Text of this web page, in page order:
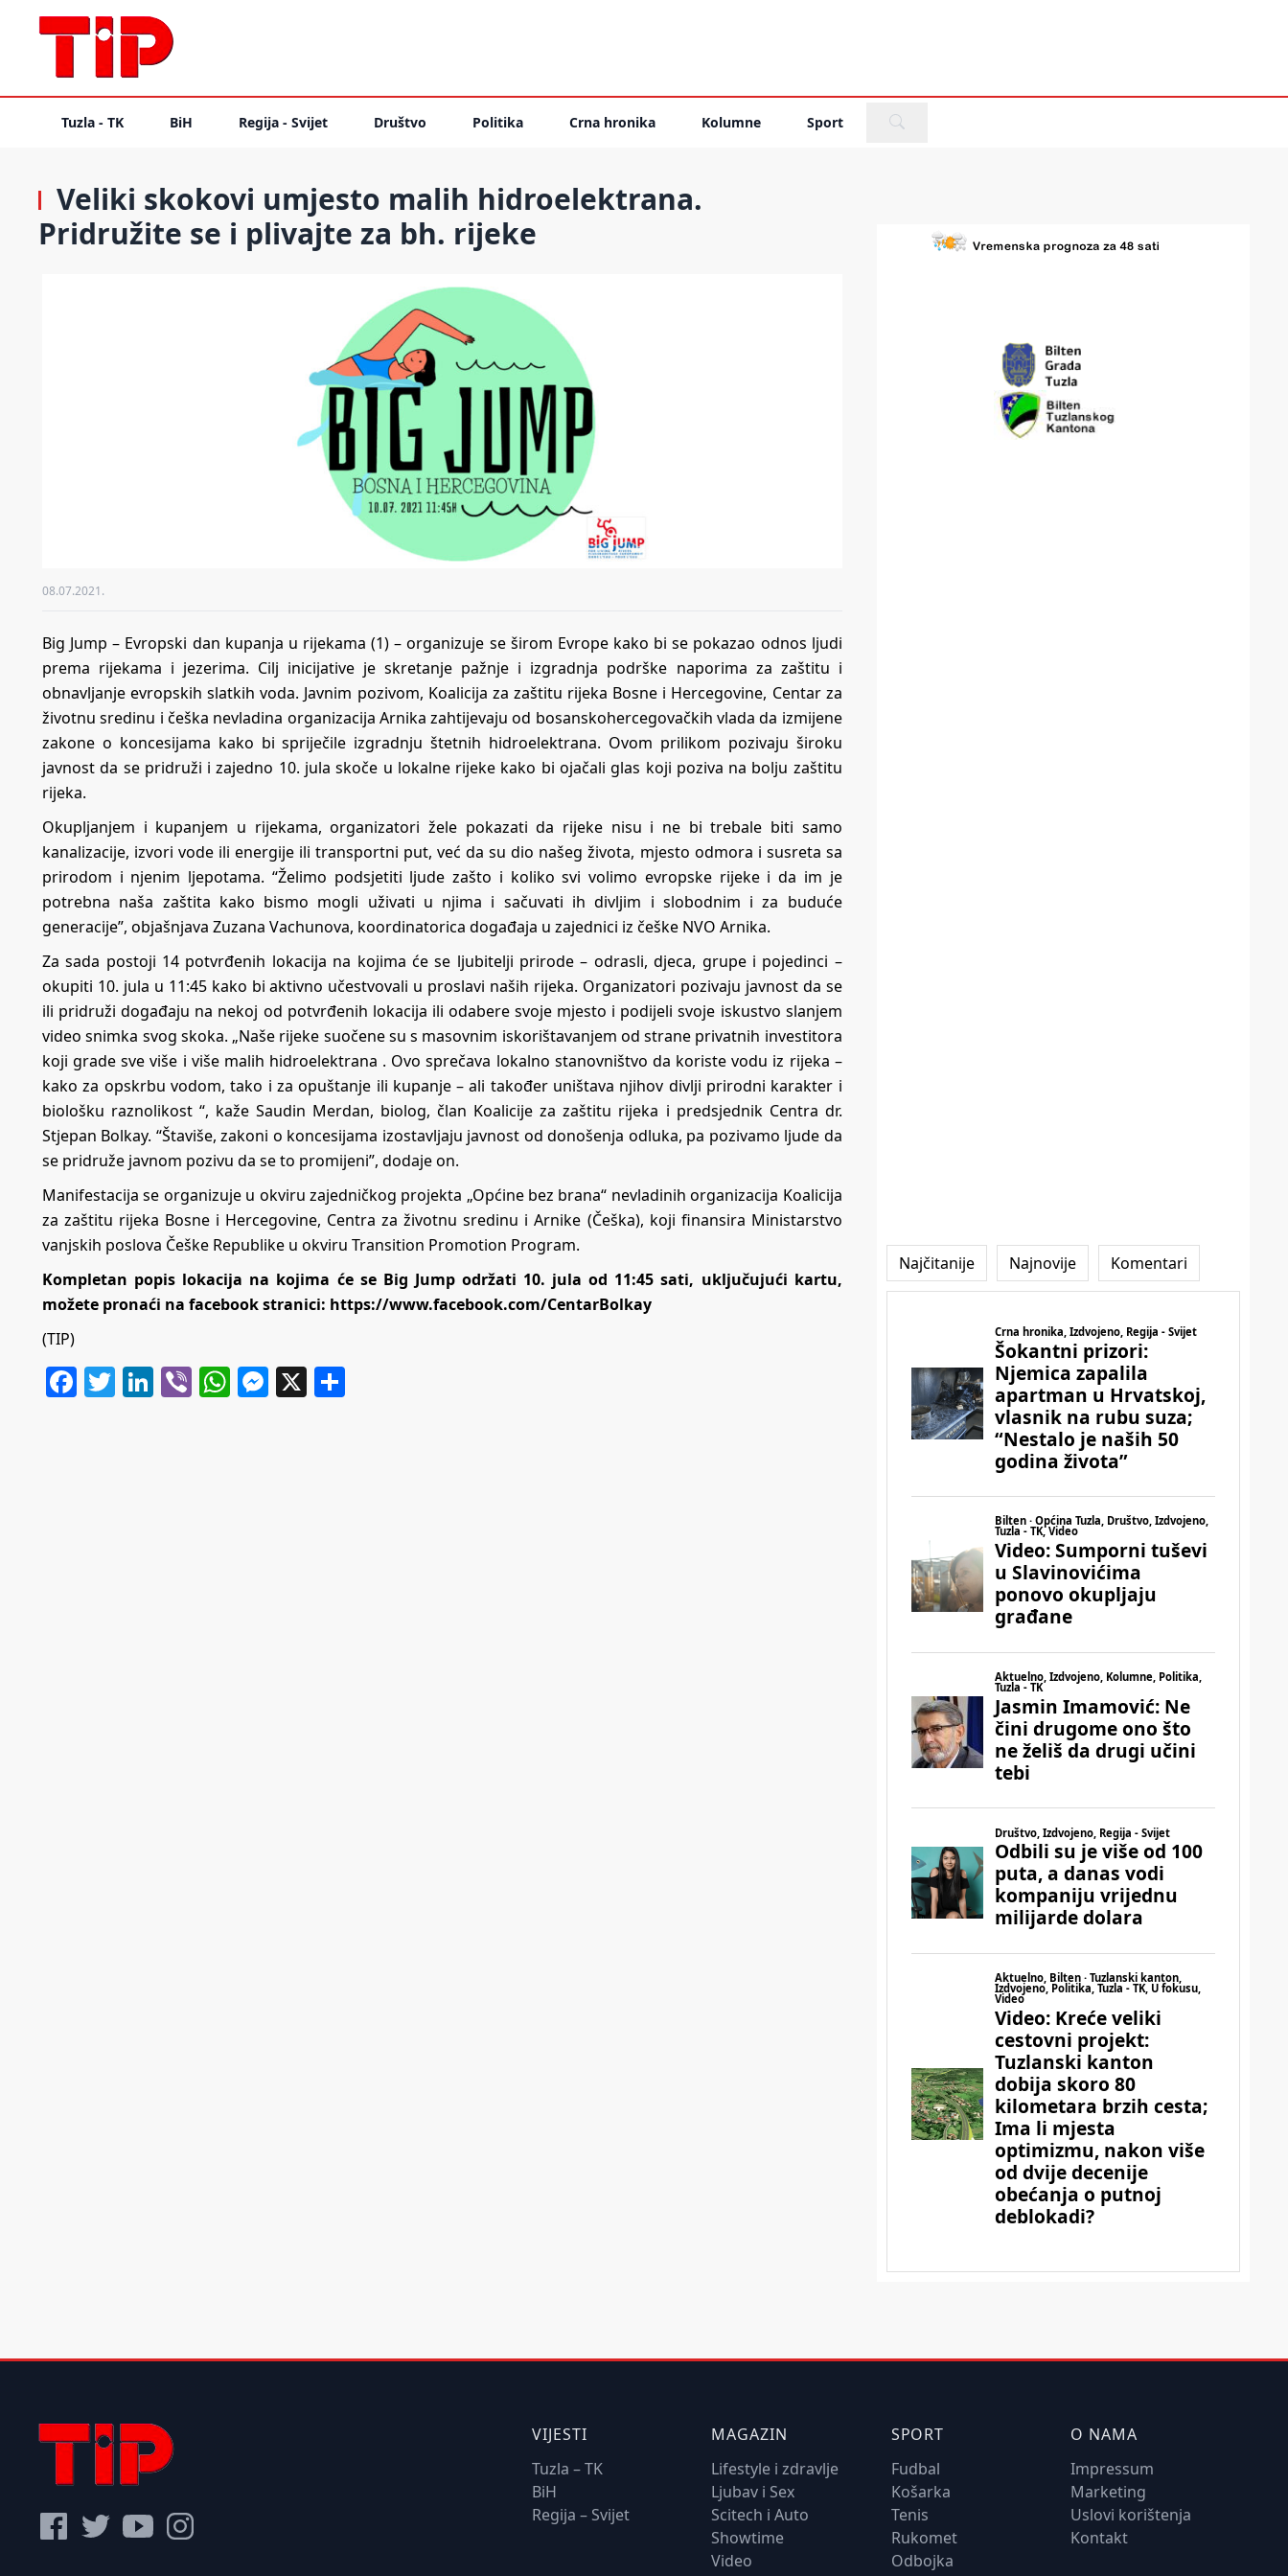
Tuzla - TK BiH Regija - Svijet Društvo Politika Crna hronika Kolumne Sport
Veliki skokovi umjesto malih hidroelektrana.
Pridružite se i plivajte za bh. rijeke
08.07.2021.
Big Jump – Evropski dan kupanja u rijekama (1) – organizuje se širom Evrope kako bi se pokazao odnos ljudi
prema rijekama i jezerima. Cilj inicijative je skretanje pažnje i izgradnja podrške naporima za zaštitu i
obnavljanje evropskih slatkih voda. Javnim pozivom, Koalicija za zaštitu rijeka Bosne i Hercegovine, Centar za
životnu sredinu i češka nevladina organizacija Arnika zahtijevaju od bosanskohercegovačkih vlada da izmijene
zakone o koncesijama kako bi spriječile izgradnju štetnih hidroelektrana. Ovom prilikom pozivaju široku
javnost da se pridruži i zajedno 10. jula skoče u lokalne rijeke kako bi ojačali glas koji poziva na bolju zaštitu
rijeka.
Okupljanjem i kupanjem u rijekama, organizatori žele pokazati da rijeke nisu i ne bi trebale biti samo
kanalizacije, izvori vode ili energije ili transportni put, već da su dio našeg života, mjesto odmora i susreta sa
prirodom i njenim ljepotama. “Želimo podsjetiti ljude zašto i koliko svi volimo evropske rijeke i da im je
potrebna naša zaštita kako bismo mogli uživati u njima i sačuvati ih divljim i slobodnim i za buduće
generacije”, objašnjava Zuzana Vachunova, koordinatorica događaja u zajednici iz češke NVO Arnika.
Za sada postoji 14 potvrđenih lokacija na kojima će se ljubitelji prirode – odrasli, djeca, grupe i pojedinci –
okupiti 10. jula u 11:45 kako bi aktivno učestvovali u proslavi naših rijeka. Organizatori pozivaju javnost da se
ili pridruži događaju na nekoj od potvrđenih lokacija ili odabere svoje mjesto i podijeli svoje iskustvo slanjem
video snimka svog skoka. „Naše rijeke suočene su s masovnim iskorištavanjem od strane privatnih investitora
koji grade sve više i više malih hidroelektrana . Ovo sprečava lokalno stanovništvo da koriste vodu iz rijeka –
kako za opskrbu vodom, tako i za opuštanje ili kupanje – ali također uništava njihov divlji prirodni karakter i
biološku raznolikost “, kaže Saudin Merdan, biolog, član Koalicije za zaštitu rijeka i predsjednik Centra dr.
Stjepan Bolkay. “Štaviše, zakoni o koncesijama izostavljaju javnost od donošenja odluka, pa pozivamo ljude da
se pridruže javnom pozivu da se to promijeni”, dodaje on.
Manifestacija se organizuje u okviru zajedničkog projekta „Općine bez brana“ nevladinih organizacija Koalicija
za zaštitu rijeka Bosne i Hercegovine, Centra za životnu sredinu i Arnike (Češka), koji finansira Ministarstvo
vanjskih poslova Češke Republike u okviru Transition Promotion Program.
Kompletan popis lokacija na kojima će se Big Jump održati 10. jula od 11:45 sati, uključujući kartu,
možete pronaći na facebook stranici: https://www.facebook.com/CentarBolkay
(TIP)
Facebook
Twitter
LinkedIn
ViberWhatsApp
Messenger
X
Najčitanije Najnovije Komentari
VIJESTI
Tuzla – TK
BiH
Regija – Svijet
MAGAZIN
Lifestyle i zdravlje
Ljubav i Sex
Scitech i Auto
Showtime
Video
SPORT
Fudbal
Košarka
Tenis
Rukomet
Odbojka
O NAMA
Impressum
Marketing
Uslovi korištenja
Kontakt